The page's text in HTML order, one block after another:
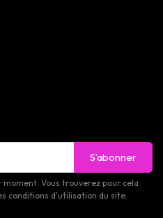
S’abonner
Vous trouverez pour cela
conditions d'utilisation du site.